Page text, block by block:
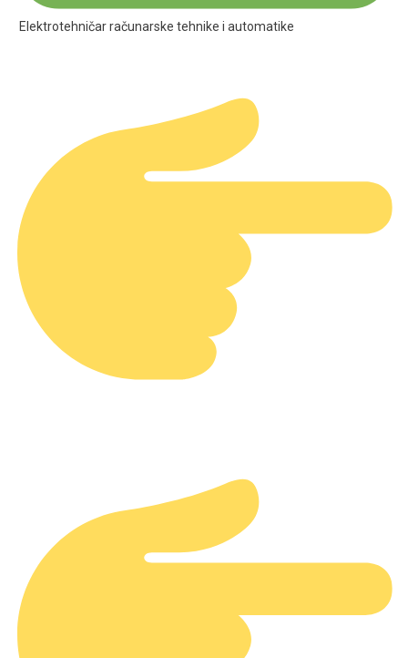
Elektrotehničar računarske tehnike i automatike